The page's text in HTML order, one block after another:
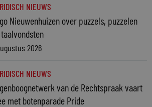
NIEUWS
Nieuwenhuizen over puzzels, puzzelen
2026
NIEUWS
van de Rechtspraak vaart
met botenparade Pride